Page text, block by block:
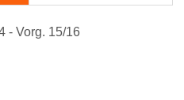
- Vorg. 15/16